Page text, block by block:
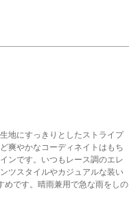
地にすっきりとしたストライプ
爽やかなコーディネイトはもち
ンです。いつもレース調のエレ
ツスタイルやカジュアルな装い
めです。晴雨兼用で急な雨をしの